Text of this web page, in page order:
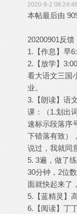
2020-9-2 08:24:46
本帖最后由
20200901反馈
1.【作息】早
2.【放学】
看大语文三国
业。
3.【朗读】语
课：（1.划出
速标示段落序
下错落有致）
说过，我就同
5. 3遍，做了
30分钟，2位
面就快起来了
5.【蓝精灵】
6.【阅读】丁